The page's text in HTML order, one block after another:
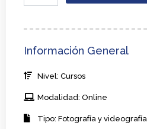
con
profesional
cantidad
Información General
Nivel: Cursos
Modalidad: Online
Tipo: Fotografía y videografía